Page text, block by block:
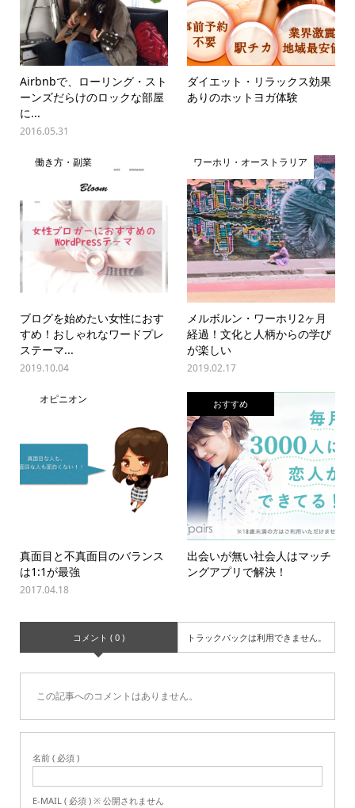
Airbnbで、ローリング・スト
ーンズだらけのロックな部屋
に...
2016.05.31
ダイエット・リラックス効果
ありのホットヨガ体験
働き方・副業
ブログを始めたい女性におす
すめ！おしゃれなワードプレ
ステーマ...
2019.10.04
ワーホリ・オーストラリア
メルボルン・ワーホリ2ヶ月
経過！文化と人柄からの学び
が楽しい
2019.02.17
オピニオン
真面目と不真面目のバランス
は1:1が最強
2017.04.18
おすすめ
出会いが無い社会人はマッチ
ングアプリで解決！
コメント ( 0 ) トラックバックは利用できません。
この記事へのコメントはありません。
名前 ( 必須 )
E-MAIL ( 必須 ) ※ 公開されません